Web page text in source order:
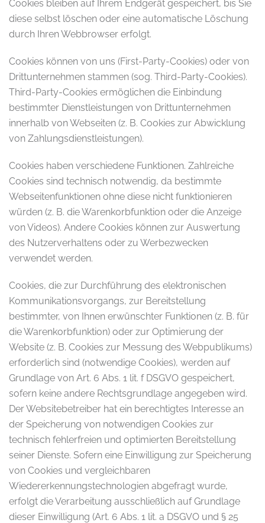
Cookies bleiben auf Ihrem Endgerät gespeichert, bis Sie
diese selbst löschen oder eine automatische Löschung
durch Ihren Webbrowser erfolgt.
Cookies können von uns (First-Party-Cookies) oder von
Drittunternehmen stammen (sog. Third-Party-Cookies).
Third-Party-Cookies ermöglichen die Einbindung
bestimmter Dienstleistungen von Drittunternehmen
innerhalb von Webseiten (z. B. Cookies zur Abwicklung
von Zahlungsdienstleistungen).
Cookies haben verschiedene Funktionen. Zahlreiche
Cookies sind technisch notwendig, da bestimmte
Webseitenfunktionen ohne diese nicht funktionieren
würden (z. B. die Warenkorbfunktion oder die Anzeige
von Videos). Andere Cookies können zur Auswertung
des Nutzerverhaltens oder zu Werbezwecken
verwendet werden.
Cookies, die zur Durchführung des elektronischen
Kommunikationsvorgangs, zur Bereitstellung
bestimmter, von Ihnen erwünschter Funktionen (z. B. für
die Warenkorbfunktion) oder zur Optimierung der
Website (z. B. Cookies zur Messung des Webpublikums)
erforderlich sind (notwendige Cookies), werden auf
Grundlage von Art. 6 Abs. 1 lit. f DSGVO gespeichert,
sofern keine andere Rechtsgrundlage angegeben wird.
Der Websitebetreiber hat ein berechtigtes Interesse an
der Speicherung von notwendigen Cookies zur
technisch fehlerfreien und optimierten Bereitstellung
seiner Dienste. Sofern eine Einwilligung zur Speicherung
von Cookies und vergleichbaren
Wiedererkennungstechnologien abgefragt wurde,
erfolgt die Verarbeitung ausschließlich auf Grundlage
dieser Einwilligung (Art. 6 Abs. 1 lit. a DSGVO und § 25